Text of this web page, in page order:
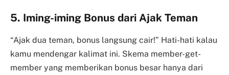
5. Iming-iming Bonus dari Ajak Teman
“Ajak dua teman, bonus langsung cair!” Hati-hati kalau
kamu mendengar kalimat ini. Skema member-get-
member yang memberikan bonus besar hanya dari